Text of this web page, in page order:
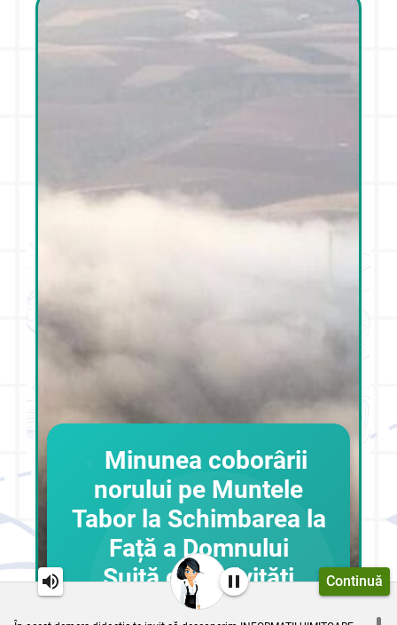
Continuă
Minunea coborârii
norului pe Muntele
Tabor la Schimbarea la
Față a Domnului
Suită de activități
Imagine preluată de pe: